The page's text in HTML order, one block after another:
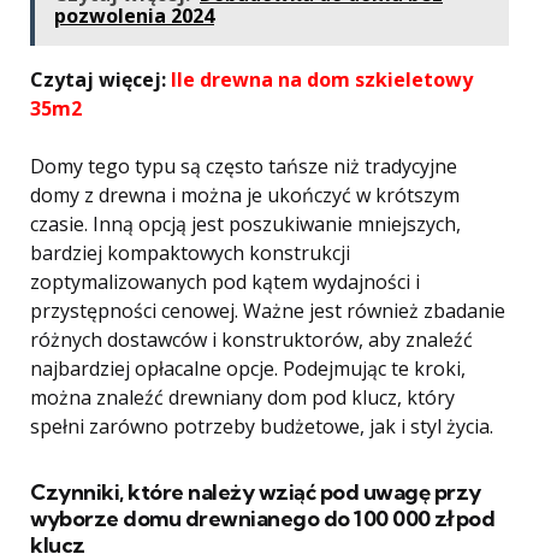
pozwolenia 2024
Czytaj więcej: Ile drewna na dom szkieletowy
35m2
Domy tego typu są często tańsze niż tradycyjne
domy z drewna i można je ukończyć w krótszym
czasie. Inną opcją jest poszukiwanie mniejszych,
bardziej kompaktowych konstrukcji
zoptymalizowanych pod kątem wydajności i
przystępności cenowej. Ważne jest również zbadanie
różnych dostawców i konstruktorów, aby znaleźć
najbardziej opłacalne opcje. Podejmując te kroki,
można znaleźć drewniany dom pod klucz, który
spełni zarówno potrzeby budżetowe, jak i styl życia.
Czynniki, które należy wziąć pod uwagę przy
wyborze domu drewnianego do 100 000 zł pod
klucz